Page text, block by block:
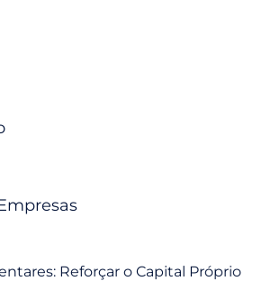
Reforçar o Capital Próprio